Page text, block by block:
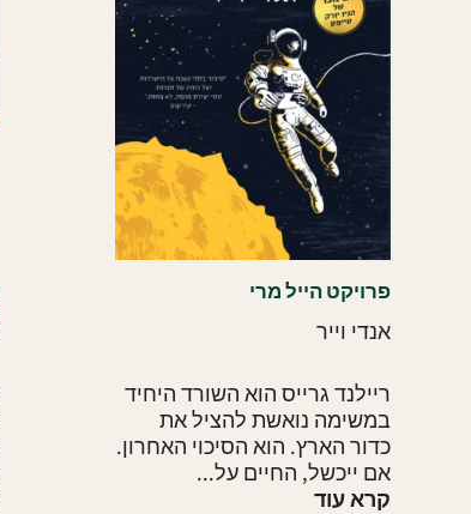
פרויקט הייל מרי
אנדי וייר
ריילנד גרייס הוא השורד היחיד
במשימה נואשת להציל את
כדור הארץ. הוא הסיכוי האחרון.
אם ייכשל, החיים על...
קרא עוד